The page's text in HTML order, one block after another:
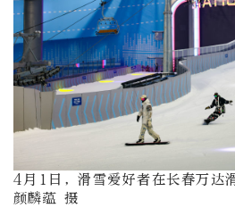
4月1日，滑雪爱好者在长春万达
颜麟蕴 摄